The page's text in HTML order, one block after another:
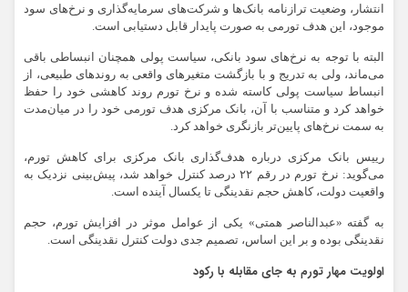
انتشار، وضعیت ترازنامه بانک‌ها و شرکت‌های سرمایه‌گذاری و نرخ‌های سود
موجود، این هدف تورمی به صورت پایدار قابل دستیابی است.
البته با توجه به نرخ‌های سود بانکی، سیاست پولی همچنان انبساطی باقی
می‌ماند، ولی به تدریج و با بازگشت متغیرهای واقعی به روندهای طبیعی، از
انبساط سیاست پولی کاسته شده و نرخ تورم روند کاهشی خود را حفظ
خواهد کرد و متناسب با آن، بانک مرکزی هدف تورمی خود را در میان‌مدت
به سمت نرخ‌های پایین‌تر بازنگری خواهد کرد.
رییس بانک مرکزی درباره هدف‌گذاری بانک مرکزی برای کاهش تورم،
می‌گوید: نرخ تورم در رقم ۲۲ درصد کنترل خواهد شد، پیش‌بینی نزدیک به
واقعیت دولت، کاهش حجم نقدینگی تا یکسال آینده است.
به گفته «عبدالناصر همتی» یکی از عوامل موثر در افزایش تورم، حجم
نقدینگی بوده و بر این اساس، تصمیم جدی دولت کنترل نقدینگی است.
اولویت مهار تورم به جای مقابله با رکود